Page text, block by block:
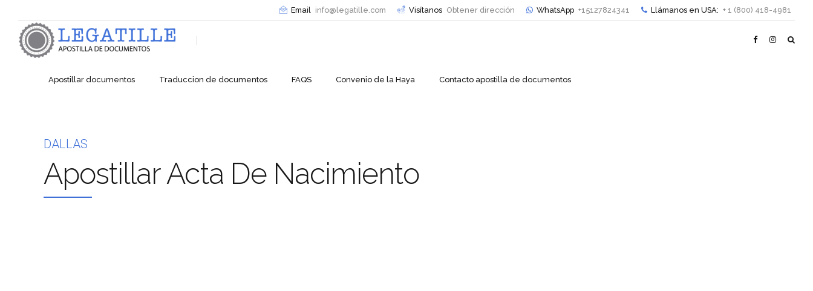
Email info@legatille.com Visítanos Obtener dirección WhatsApp +15127824341 Llámanos en USA: + 1 (800) 418-4981
Apostillar documentos Traduccion de documentos FAQS Convenio de la Haya Contacto apostilla de documentos
DALLAS
Apostillar Acta De Nacimiento